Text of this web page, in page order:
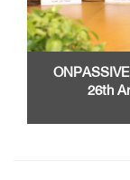
26th